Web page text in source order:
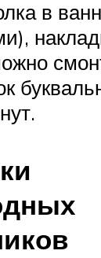
в